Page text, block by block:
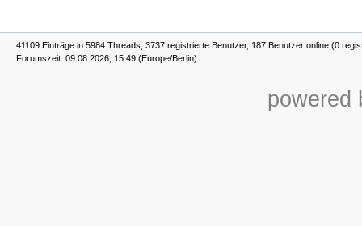
41109 Einträge in 5984 Threads, 3737 registrierte Benutzer, 187 Benutzer online (0
Forumszeit: 09.08.2026, 15:49 (Europe/Berlin)
powered